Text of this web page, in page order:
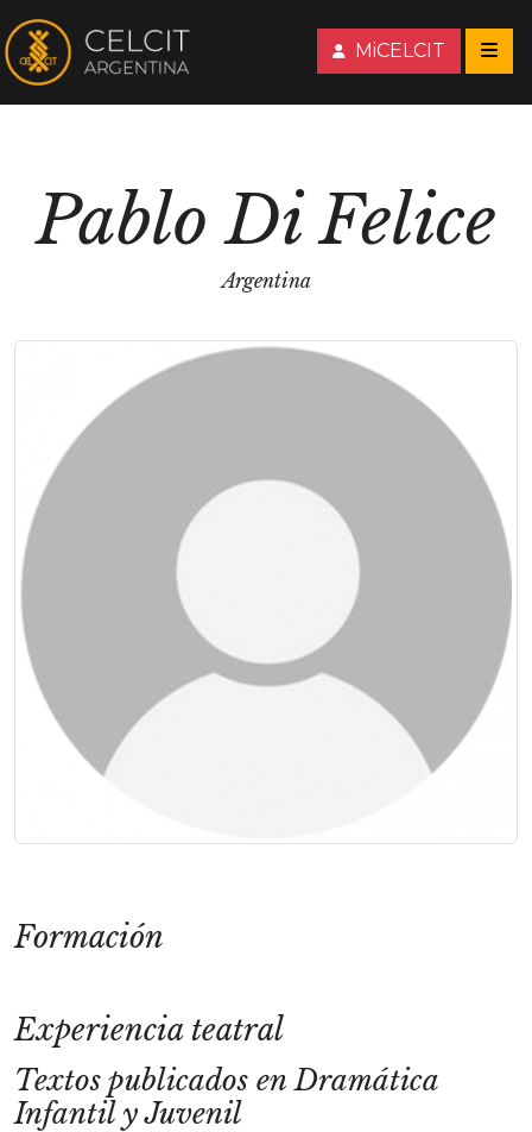
MiCELCIT
Pablo Di Felice
Argentina
Formación
Experiencia teatral
Textos publicados en Dramática
Infantil y Juvenil